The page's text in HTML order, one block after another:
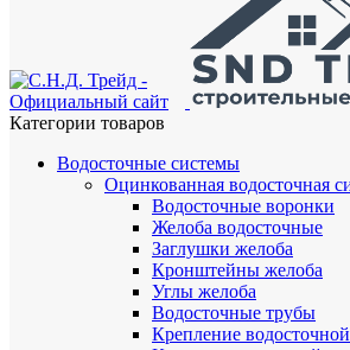
Категории товаров
Водосточные системы
Оцинкованная водосточная
Водосточные воронки
Желоба водосточные
Заглушки желоба
Кронштейны желоба
Углы желоба
Водосточные трубы
Крепление